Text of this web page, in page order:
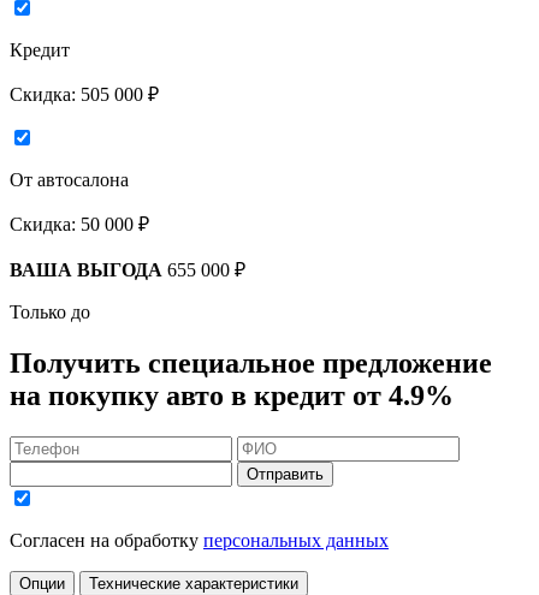
Кредит
Скидка: 505 000 ₽
От автосалона
Скидка: 50 000 ₽
ВАША ВЫГОДА 655 000 ₽
Только до
Получить специальное предложение
на покупку авто в кредит от 4.9%
Отправить
Согласен на обработку персональных данных
Опции Технические характеристики